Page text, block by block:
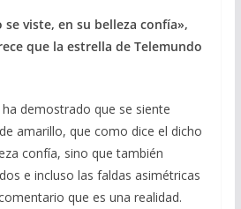
viste, en su belleza confía»,
que la estrella de Telemundo
demostrado que se siente
amarillo, que como dice el dicho
confía, sino que también
e incluso las faldas asimétricas
que es una realidad.